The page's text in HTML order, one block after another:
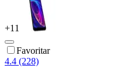
+11
Favoritar
4.4 (228)